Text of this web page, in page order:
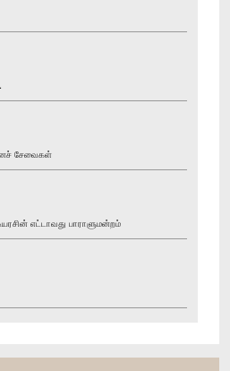
சேவைகள்
எட்டாவது பாராளுமன்றம்